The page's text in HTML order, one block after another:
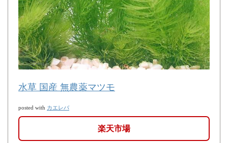
水草 国産 無農薬マツモ
posted with カエレバ
楽天市場